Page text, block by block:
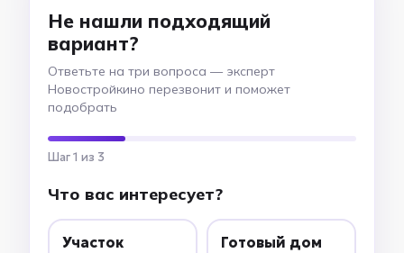
Не нашли подходящий
вариант?
Ответьте на три вопроса — эксперт
Новостройкино перезвонит и поможет
подобрать
Шаг 1 из 3
Что вас интересует?
Участок Готовый дом